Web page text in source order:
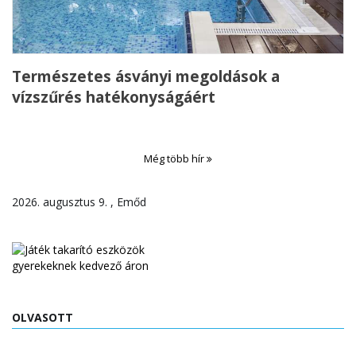
Természetes ásványi megoldások a
vízszűrés hatékonyságáért
Még több hír
2026. augusztus 9. , Emőd
OLVASOTT